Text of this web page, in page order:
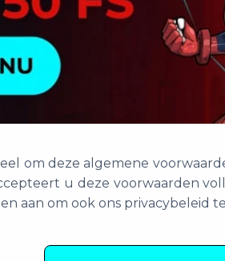
om deze algemene
u deze voorwaarden
aan om ook ons privacybeleid